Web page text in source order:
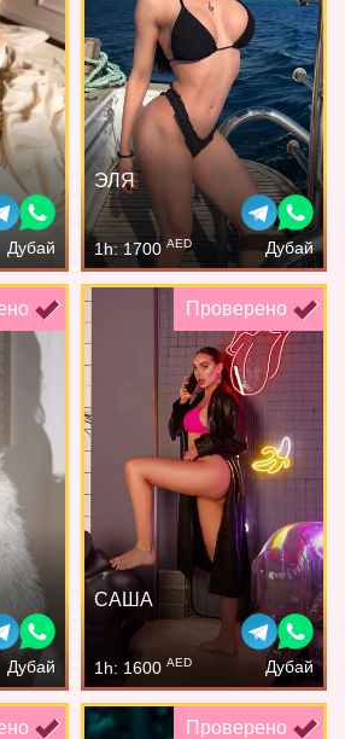
Дубай
ЭЛЯ
1h: 1700 AED Дубай
Дубай
Проверено
САША
1h: 1600 AED Дубай
Проверено